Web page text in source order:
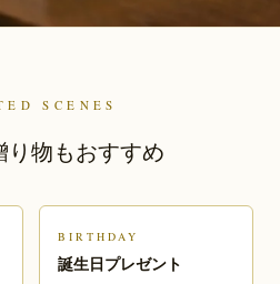
SCENES
り物もおすすめ
BIRTHDAY
誕生日プレゼント